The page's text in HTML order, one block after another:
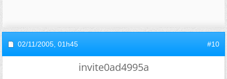
02/11/2005, 01h45 #10
invite0ad4995a